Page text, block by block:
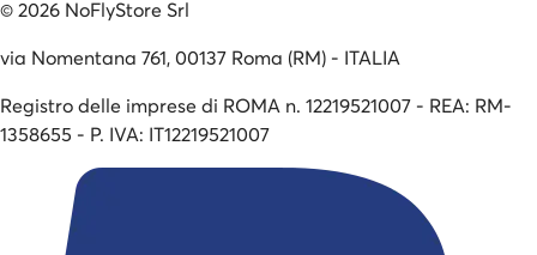
©2026 NoFlyStore Srl
via Nomentana 761, 00137 Roma (RM) - ITALIA
Registro delle imprese di ROMA n. 12219521007 - REA: RM-
1358655 - P. IVA: IT12219521007